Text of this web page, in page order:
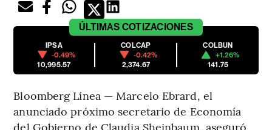
ÚLTIMAS COTIZACIONES
IPSA
-0.49%
10,995.57
COLCAP
-0.42%
2,374.67
COLBUN
+1.26%
141.75
Bloomberg Línea — Marcelo Ebrard, el
anunciado próximo secretario de Economía
del Gobierno de Claudia Sheinbaum, aseguró